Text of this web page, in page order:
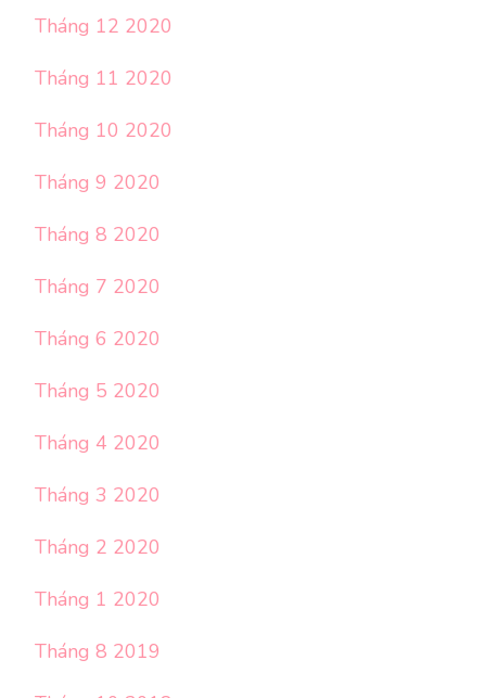
Tháng 12 2020
Tháng 11 2020
Tháng 10 2020
Tháng 9 2020
Tháng 8 2020
Tháng 7 2020
Tháng 6 2020
Tháng 5 2020
Tháng 4 2020
Tháng 3 2020
Tháng 2 2020
Tháng 1 2020
Tháng 8 2019